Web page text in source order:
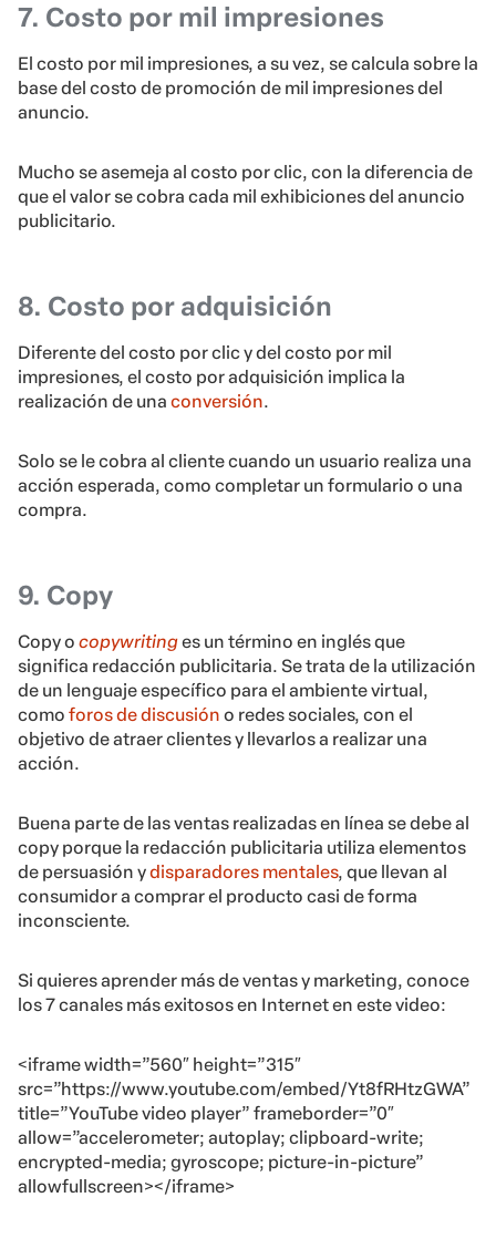
7. Costo por mil impresiones
El costo por mil impresiones, a su vez, se calcula sobre la
base del costo de promoción de mil impresiones del
anuncio.
Mucho se asemeja al costo por clic, con la diferencia de
que el valor se cobra cada mil exhibiciones del anuncio
publicitario.
8. Costo por adquisición
Diferente del costo por clic y del costo por mil
impresiones, el costo por adquisición implica la
realización de una conversión.
Solo se le cobra al cliente cuando un usuario realiza una
acción esperada, como completar un formulario o una
compra.
9. Copy
Copy o copywritinges un término en inglés que
significa redacción publicitaria. Se trata de la utilización
de un lenguaje específico para el ambiente virtual,
como foros de discusión o redes sociales, con el
objetivo de atraer clientes y llevarlos a realizar una
acción.
Buena parte de las ventas realizadas en línea se debe al
copy porque la redacción publicitaria utiliza elementos
de persuasión ydisparadores mentales, que llevan al
consumidor a comprar el producto casi de forma
inconsciente.
Si quieres aprender más de ventas y marketing, conoce
los 7 canales más exitosos en Internet en este video:
<iframe width=”560″ height=”315″
src=”https://www.youtube.com/embed/Yt8fRHtzGWA”
title=”YouTube video player” frameborder=”0″
allow=”accelerometer; autoplay; clipboard-write;
encrypted-media; gyroscope; picture-in-picture”
allowfullscreen></iframe>